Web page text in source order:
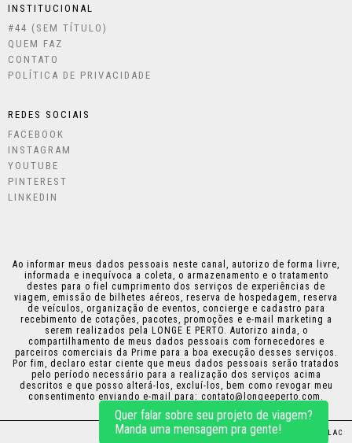
INSTITUCIONAL
#44 (SEM TÍTULO)
QUEM FAZ
CONTATO
POLÍTICA DE PRIVACIDADE
REDES SOCIAIS
FACEBOOK
INSTAGRAM
YOUTUBE
PINTEREST
LINKEDIN
Ao informar meus dados pessoais neste canal, autorizo de forma livre,
informada e inequívoca a coleta, o armazenamento e o tratamento
destes para o fiel cumprimento dos serviços de experiências de
viagem, emissão de bilhetes aéreos, reserva de hospedagem, reserva
de veículos, organização de eventos, concierge e cadastro para
recebimento de cotações, pacotes, promoções e e-mail marketing a
serem realizados pela LONGE E PERTO. Autorizo ainda, o
compartilhamento de meus dados pessoais com fornecedores e
parceiros comerciais da Prime para a boa execução desses serviços.
Por fim, declaro estar ciente que meus dados pessoais serão tratados
pelo período necessário para a realização dos serviços acima
descritos e que posso alterá-los, excluí-los, bem como revogar meu
consentimento enviando e-mail para: contato@longeeperto.com
DESIGN:THAIS KAZAMA• PROGRAMAÇÃO: PLICPLAC
Quer falar sobre seu projeto de viagem?
Manda uma mensagem pra gente!